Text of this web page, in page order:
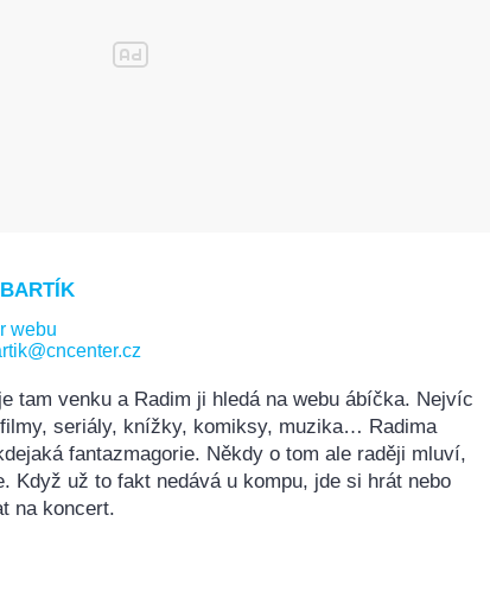
webu
tam venku a Radim ji hledá na webu ábíčka. Nejvíc
seriály, knížky, komiksy, muzika… Radima
fantazmagorie. Někdy o tom ale raději mluví,
Když už to fakt nedává u kompu, jde si hrát nebo
na koncert.